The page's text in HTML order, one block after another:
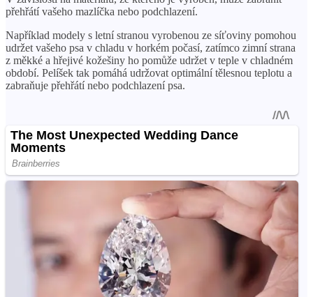
přehřátí vašeho mazlíčka nebo podchlazení.
Například modely s letní stranou vyrobenou ze síťoviny pomohou
udržet vašeho psa v chladu v horkém počasí, zatímco zimní strana
z měkké a hřejivé kožešiny ho pomůže udržet v teple v chladném
období. Pelíšek tak pomáhá udržovat optimální tělesnou teplotu a
zabraňuje přehřátí nebo podchlazení psa.